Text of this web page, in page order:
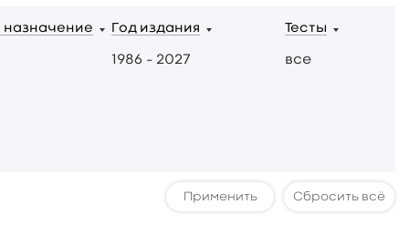
назначение Год издания
1986 – 2027
Тесты
все
Сбросить всё